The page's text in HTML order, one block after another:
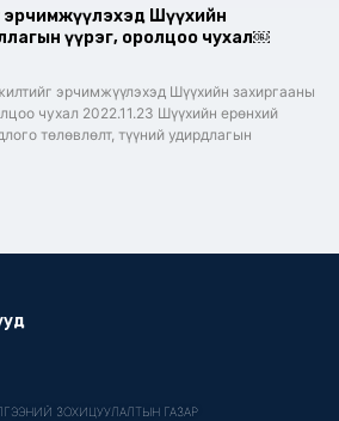
Шүүхийн
үүрэг, оролцоо чухал￼
эрчимжүүлэхэд Шүүхийн захиргааны
чухал 2022.11.23 Шүүхийн ерөнхий
төлөвлөлт, түүний удирдлагын
ЗОХИЦУУЛАЛТЫН ГАЗАР